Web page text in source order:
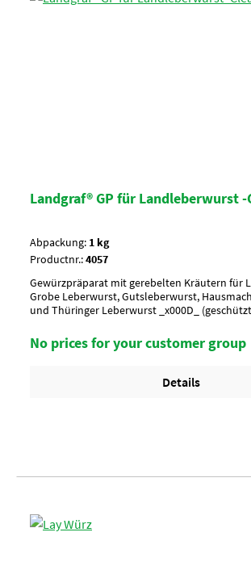
Landgraf® GP für Landleberwurst -
Abpackung: 1 kg
Productnr.:4057
Gewürzpräparat mit gerebelten Kräutern für
Grobe Leberwurst, Gutsleberwurst,
und Thüringer Leberwurst _x000D_
gerebeltem Majoran; Pfeffer, Ingwer, Nelken,
Zwiebel, PimentAnwendung/ g je kgnach
PaletteArtikel-StatusHalal geeignet
No prices for your customer group
Details